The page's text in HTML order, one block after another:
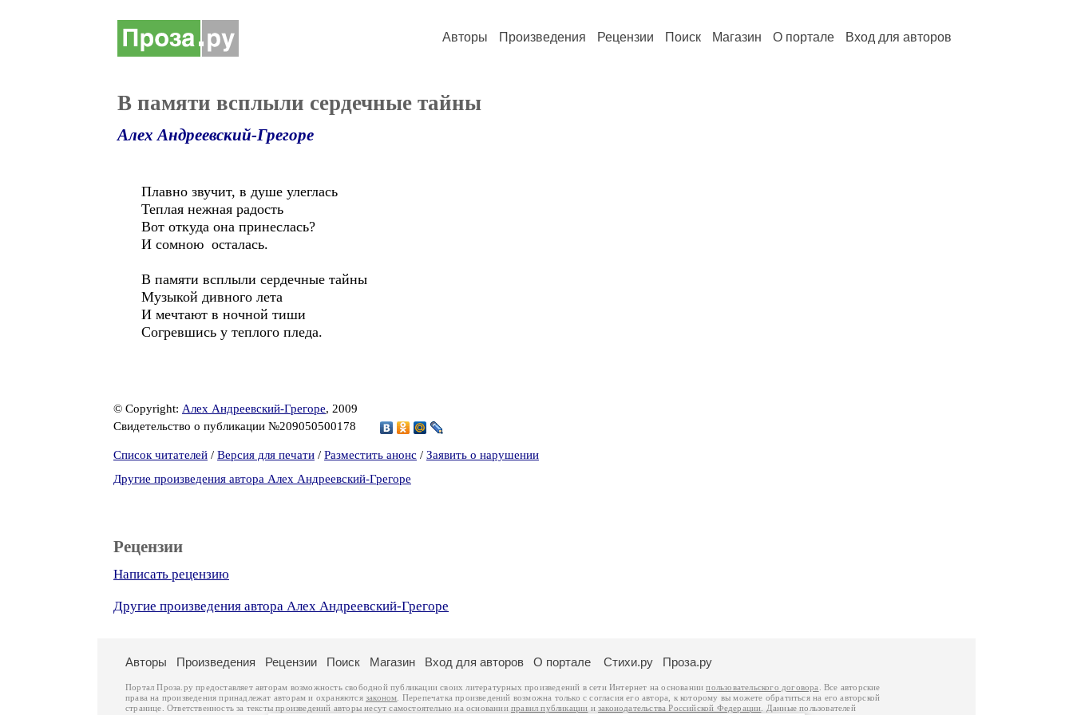
Авторы Произведения Рецензии Поиск Магазин О портале Вход для авторов
В памяти всплыли сердечные тайны
Алех Андреевский-Грегоре
Плавно звучит, в душе улеглась
Теплая нежная радость
Вот откуда она принеслась?
И сомною осталась.
В памяти всплыли сердечные тайны
Музыкой дивного лета
И мечтают в ночной тиши
Согревшись у теплого пледа.
© Copyright: Алех Андреевский-Грегоре, 2009
Свидетельство о публикации №209050500178
Список читателей / Версия для печати / Разместить анонс / Заявить о нарушении
Другие произведения автора Алех Андреевский-Грегоре
Рецензии
Написать рецензию
Другие произведения автора Алех Андреевский-Грегоре
Авторы Произведения Рецензии Поиск Магазин Вход для авторов О портале Стихи.ру Проза.ру
Портал Проза.ру предоставляет авторам возможность свободной публикации своих литературных произведений в сети Интернет на основаниипользовательского договора
. Все авторские
права на произведения принадлежат авторам и охраняются законом . Перепечатка произведений возможна только с согласия его автора, к которому вы можете обратиться на его авторской
странице. Ответственность за тексты произведений авторы несут самостоятельно на основанииправил публикации изаконодательства Российской Федерации . Данные пользователей